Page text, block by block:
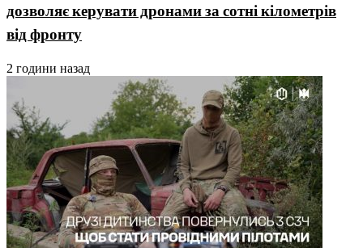
дозволяє керувати дронами за сотні кілометрів
від фронту
2 години назад